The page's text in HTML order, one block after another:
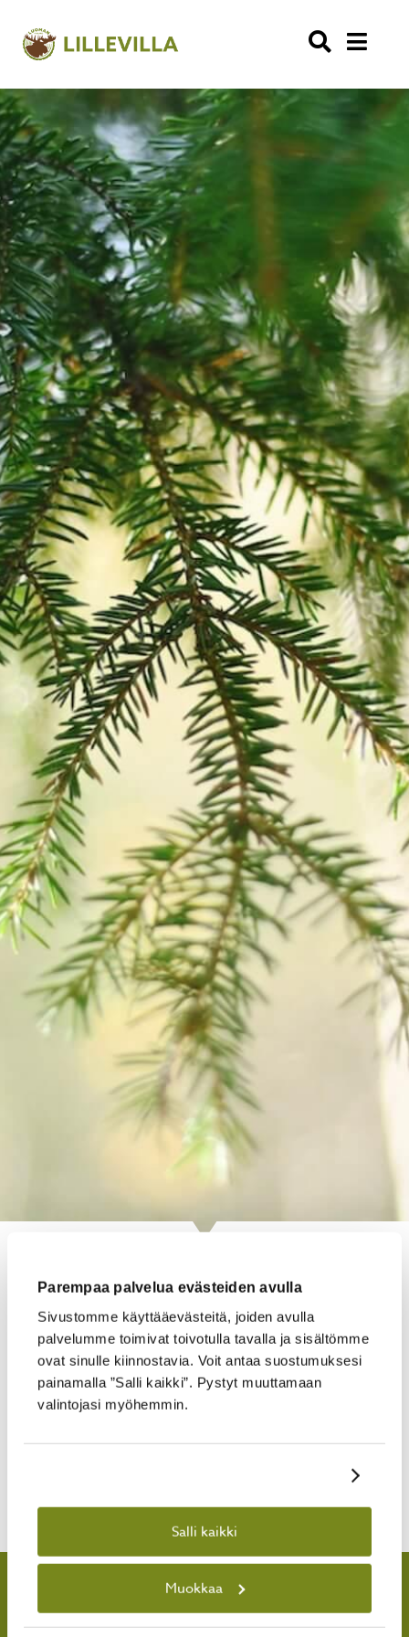
Parempaa palvelua evästeiden avulla
Sivustomme käyttääevästeitä, joiden avulla
palvelumme toimivat toivotulla tavalla ja sisältömme
ovat sinulle kiinnostavia. Voit antaa suostumuksesi
painamalla ”Salli kaikki”. Pystyt muuttamaan
valintojasi myöhemmin.
Salli kaikki
Muokkaa
3300 X 2000
Lillevilla-piharakennus on paitsi
laadukas, myös helppo ostos.
Kotiinkuljetuksen ansiosta
paremman pihan rakentaminen ei
varaosapalvelu puolestaan
VIERASMAJAT KESÄKEITTIÖT
VARASTOT PUUCEET LEIKKI-IKÄISILLE ALE